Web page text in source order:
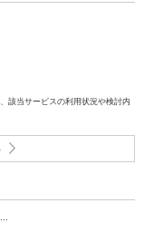
該当サービスの利用状況や検討内